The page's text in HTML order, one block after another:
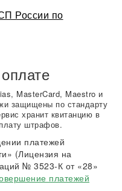
России по
MasterCard, Maestro и
защищены по стандарту
хранит квитанцию в
штрафов.
платежей
(Лицензия на
№ 3523-К от «28»
платежей